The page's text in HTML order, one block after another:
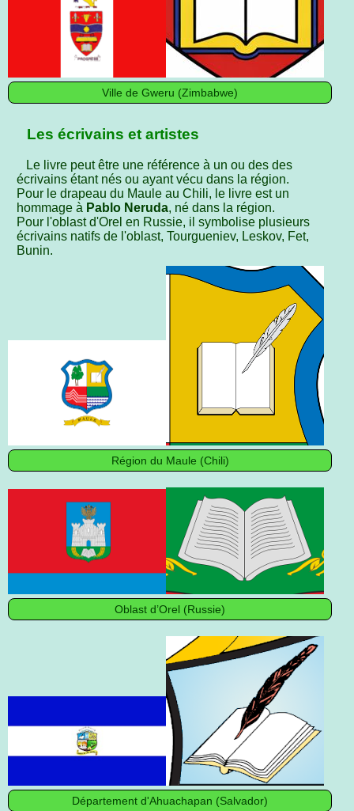
Ville de Gweru (Zimbabwe)
Les écrivains et artistes
Le livre peut être une référence à un ou des des
écrivains étant nés ou ayant vécu dans la région.
Pour le drapeau du Maule au Chili, le livre est un
hommage à Pablo Neruda, né dans la région.
Pour l'oblast d'Orel en Russie, il symbolise plusieurs
écrivains natifs de l'oblast, Tourgueniev, Leskov, Fet,
Bunin.
Région du Maule (Chili)
Oblast d’Orel (Russie)
Département d'Ahuachapan (Salvador)